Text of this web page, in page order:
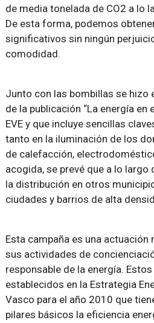
de media tonelada de CO2 a lo
De esta forma, podemos
significativos sin ningún
comodidad.
Junto con las bombillas se hizo
de la publicación “La energía en
EVE y que incluye sencillas
tanto en la iluminación de los
de calefacción,
acogida, se prevé que a lo
la distribución en otros
ciudades y barrios de alta
Esta campaña es una actuación
sus actividades de
responsable de la energía.
establecidos en la Estrategia
Vasco para el año 2010 que
pilares básicos la eficiencia